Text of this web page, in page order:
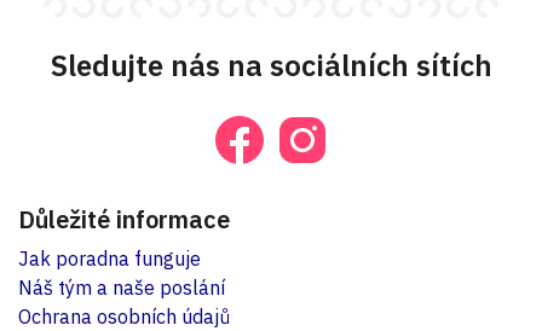
Sledujte nás na sociálních sítích
Důležité informace
Jak poradna funguje
Náš tým a naše poslání
Ochrana osobních údajů